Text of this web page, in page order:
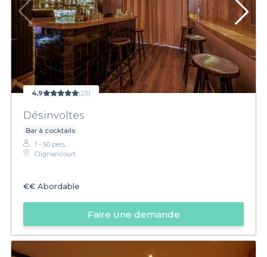
4,9 (25)
Désinvoltes
Bar à cocktails
1 - 50 pers.
Clignancourt
€€ Abordable
Faire une demande